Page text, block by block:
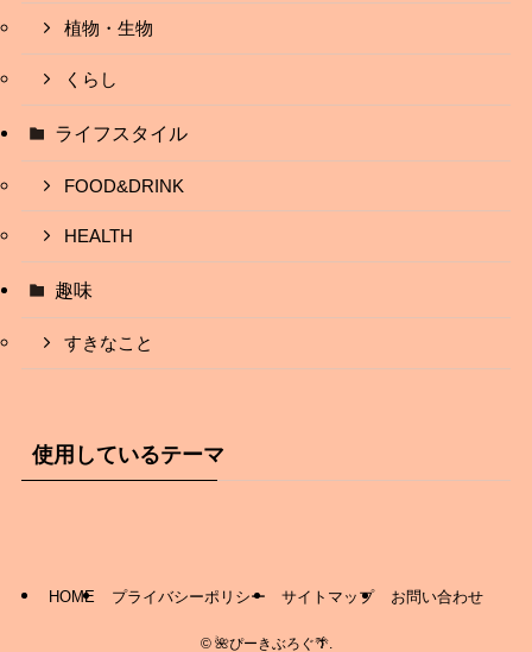
植物・生物
くらし
ライフスタイル
FOOD&DRINK
HEALTH
趣味
すきなこと
使用しているテーマ
HOME プライバシーポリシー サイトマップ お問い合わせ
©🌺ぴーきぶろぐ🌴.